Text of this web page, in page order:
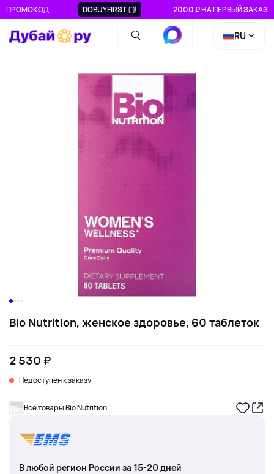
ПРОМОКОД DOBUYFIRST -2000 ₽ НА ПЕРВЫЙ ЗАКАЗ
RU
Bio Nutrition, женское здоровье, 60 таблеток
2 530 ₽
Недоступен к заказу
Все товары Bio Nutrition
В любой регион России за 15-20 дней